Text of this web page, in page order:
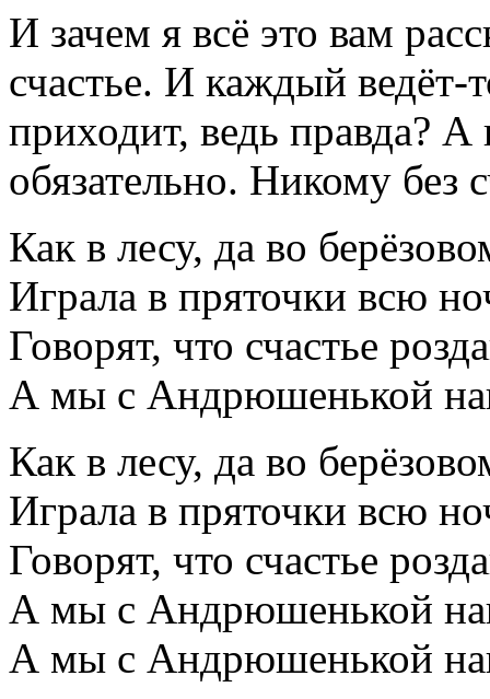
И зачем я всё это вам
счастье. И каждый ведёт-
приходит, ведь правда?
обязательно. Никому без
Как в лесу, да во
Играла в пряточки всю
Говорят, что счастье
А мы с Андрюшенькой
Как в лесу, да во
Играла в пряточки всю
Говорят, что счастье
А мы с Андрюшенькой
А мы с Андрюшенькой